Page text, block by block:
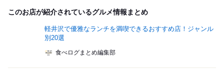
このお店が紹介されているグルメ情報まとめ
軽井沢で優雅なランチを満喫できるおすすめ店！ジャンル
別20選
食べログまとめ編集部